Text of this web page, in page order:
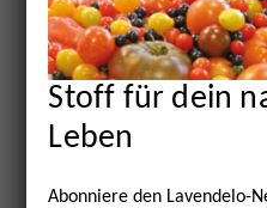
Du bist nun
erhältst den
Stoff für dein
Leben
Abonniere den Lavendelo-